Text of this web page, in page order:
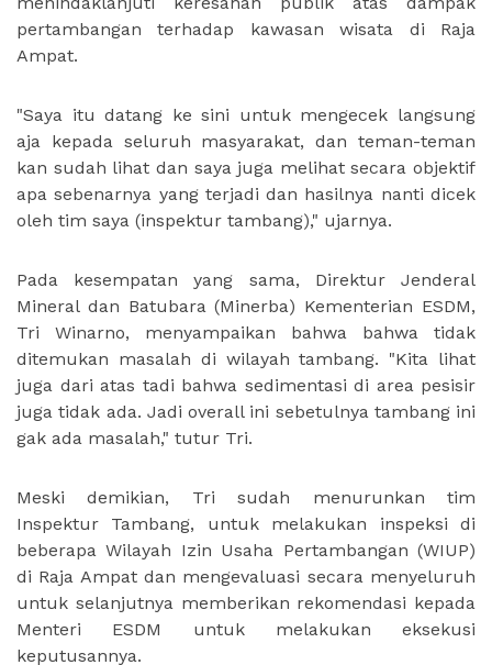
pertambangan terhadap kawasan wisata di Raja
Ampat.
"Saya itu datang ke sini untuk mengecek langsung
aja kepada seluruh masyarakat, dan teman-teman
kan sudah lihat dan saya juga melihat secara objektif
apa sebenarnya yang terjadi dan hasilnya nanti dicek
oleh tim saya (inspektur tambang)," ujarnya.
Pada kesempatan yang sama, Direktur Jenderal
Mineral dan Batubara (Minerba) Kementerian ESDM,
Tri Winarno, menyampaikan bahwa bahwa tidak
ditemukan masalah di wilayah tambang. "Kita lihat
juga dari atas tadi bahwa sedimentasi di area pesisir
juga tidak ada. Jadi overall ini sebetulnya tambang ini
gak ada masalah," tutur Tri.
Meski demikian, Tri sudah menurunkan tim
Inspektur Tambang, untuk melakukan inspeksi di
beberapa Wilayah Izin Usaha Pertambangan (WIUP)
di Raja Ampat dan mengevaluasi secara menyeluruh
untuk selanjutnya memberikan rekomendasi kepada
Menteri ESDM untuk melakukan eksekusi
keputusannya.